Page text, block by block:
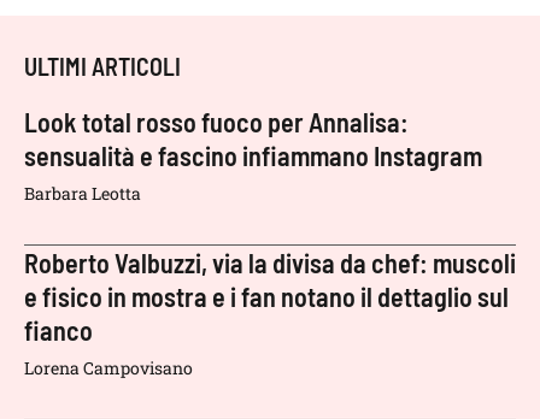
ULTIMI ARTICOLI
Look total rosso fuoco per Annalisa:
sensualità e fascino infiammano Instagram
Barbara Leotta
Roberto Valbuzzi, via la divisa da chef: muscoli
e fisico in mostra e i fan notano il dettaglio sul
fianco
Lorena Campovisano